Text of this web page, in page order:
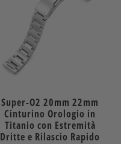
Super-O2 20mm 22mm
Cinturino Orologio in
Titanio con Estremità
Dritte e Rilascio Rapido